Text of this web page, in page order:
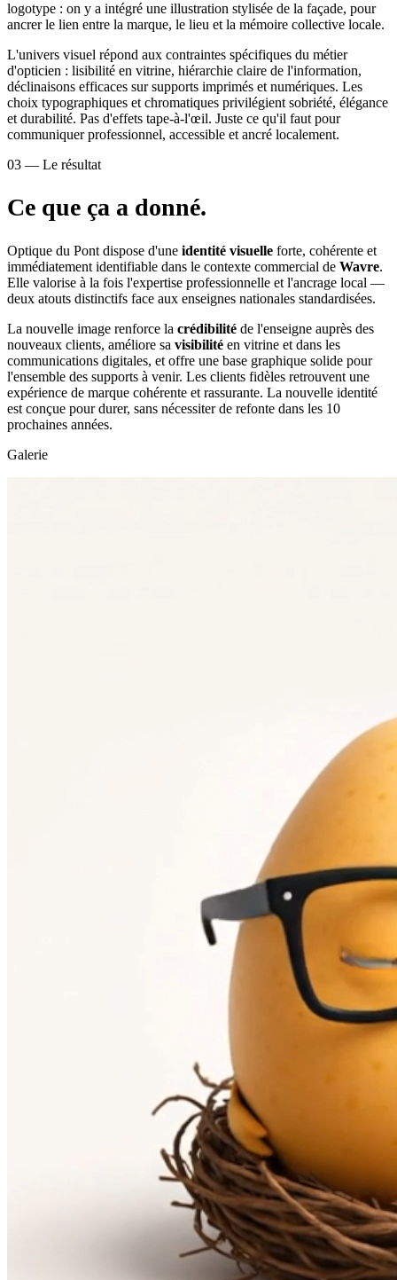
logotype : on y a intégré une illustration stylisée de la façade, pour
ancrer le lien entre la marque, le lieu et la mémoire collective locale.
L'univers visuel répond aux contraintes spécifiques du métier
d'opticien : lisibilité en vitrine, hiérarchie claire de l'information,
déclinaisons efficaces sur supports imprimés et numériques. Les
choix typographiques et chromatiques privilégient sobriété, élégance
et durabilité. Pas d'effets tape-à-l'œil. Juste ce qu'il faut pour
communiquer professionnel, accessible et ancré localement.
03 — Le résultat
Ce que ça a donné.
Optique du Pont dispose d'une identité visuelle forte, cohérente et
immédiatement identifiable dans le contexte commercial de Wavre.
Elle valorise à la fois l'expertise professionnelle et l'ancrage local —
deux atouts distinctifs face aux enseignes nationales standardisées.
La nouvelle image renforce la crédibilité de l'enseigne auprès des
nouveaux clients, améliore sa visibilité en vitrine et dans les
communications digitales, et offre une base graphique solide pour
l'ensemble des supports à venir. Les clients fidèles retrouvent une
expérience de marque cohérente et rassurante. La nouvelle identité
est conçue pour durer, sans nécessiter de refonte dans les 10
prochaines années.
Galerie